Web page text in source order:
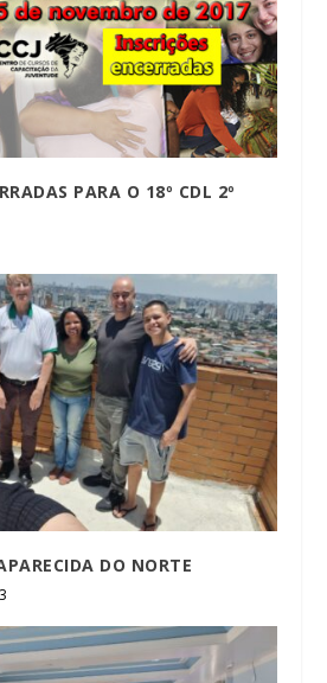
PARA O 18º CDL 2º
DO NORTE